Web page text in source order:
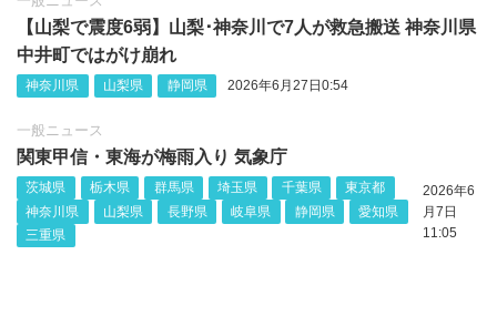
【山梨で震度6弱】山梨‪･神奈川で7人が救急搬送 神奈川県
中井町ではがけ崩れ
神奈川県 山梨県 静岡県 2026年6月27日0:54
一般ニュース
関東甲信・東海が梅雨入り 気象庁
茨城県 栃木県 群馬県 埼玉県 千葉県
東京都
神奈川県
山梨県 長野県 岐阜県 静岡県
愛知県
三重県
2026年6
月7日
11:05